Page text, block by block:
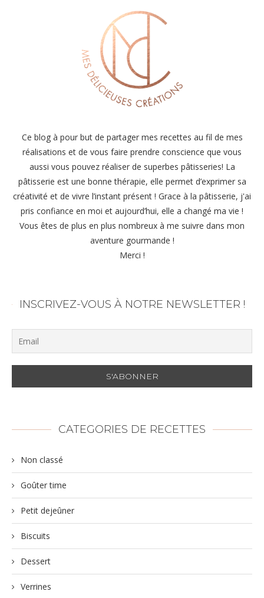
Ce blog à pour but de partager mes recettes au fil de mes
réalisations et de vous faire prendre conscience que vous
aussi vous pouvez réaliser de superbes pâtisseries! La
pâtisserie est une bonne thérapie, elle permet d’exprimer sa
créativité et de vivre l’instant présent ! Grace à la pâtisserie, j'ai
pris confiance en moi et aujourd’hui, elle a changé ma vie !
Vous êtes de plus en plus nombreux à me suivre dans mon
aventure gourmande !
Merci !
INSCRIVEZ-VOUS À NOTRE NEWSLETTER !
CATEGORIES DE RECETTES
Non classé
Goûter time
Petit dejeûner
Biscuits
Dessert
Verrines